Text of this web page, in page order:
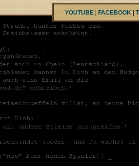
YOUTUBE FACEBOOK